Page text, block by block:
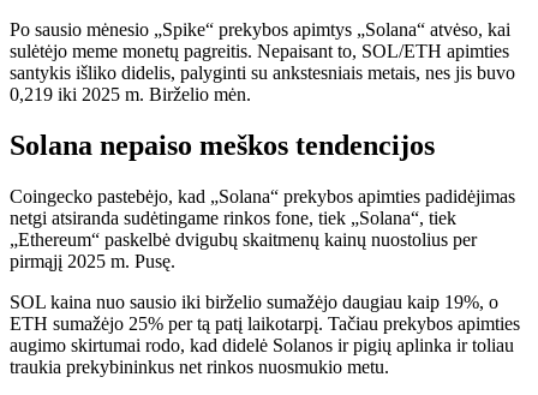
Po sausio mėnesio „Spike“ prekybos apimtys „Solana“ atvėso, kai
sulėtėjo meme monetų pagreitis. Nepaisant to, SOL/ETH apimties
santykis išliko didelis, palyginti su ankstesniais metais, nes jis buvo
0,219 iki 2025 m. Birželio mėn.
Solana nepaiso meškos tendencijos
Coingecko pastebėjo, kad „Solana“ prekybos apimties padidėjimas
netgi atsiranda sudėtingame rinkos fone, tiek „Solana“, tiek
„Ethereum“ paskelbė dvigubų skaitmenų kainų nuostolius per
pirmąjį 2025 m. Pusę.
SOL kaina nuo sausio iki birželio sumažėjo daugiau kaip 19%, o
ETH sumažėjo 25% per tą patį laikotarpį. Tačiau prekybos apimties
augimo skirtumai rodo, kad didelė Solanos ir pigių aplinka ir toliau
traukia prekybininkus net rinkos nuosmukio metu.